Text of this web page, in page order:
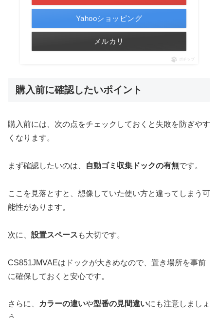
Yahooショッピング
メルカリ
ポチップ
購入前に確認したいポイント
購入前には、次の点をチェックしておくと失敗を防ぎやす
くなります。
まず確認したいのは、 自動ゴミ収集ドックの有無です。
ここを見落とすと、想像していた使い方と違ってしまう可
能性があります。
次に、 設置スペース も大切です。
CS851JMVAEはドックが大きめなので、置き場所を事前
に確保しておくと安心です。
さらに、 カラーの違いや型番の見間違いにも注意しましょ